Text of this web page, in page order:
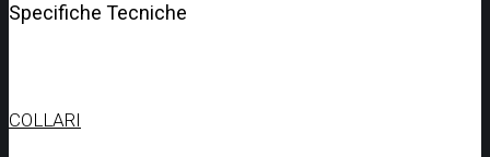
COLLARI
Specifiche Tecniche